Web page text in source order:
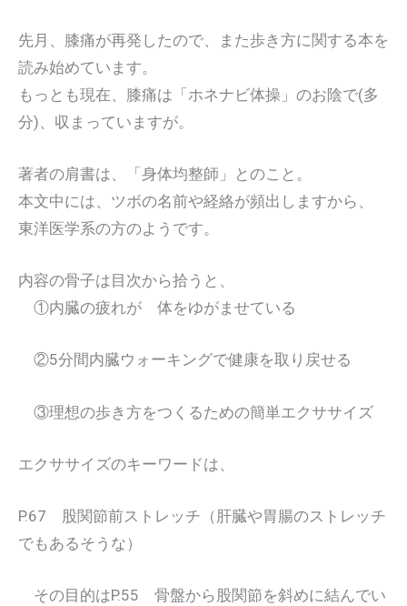
先月、膝痛が再発したので、また歩き方に関する本を
読み始めています。
もっとも現在、膝痛は「ホネナビ体操」のお陰で(多
分)、収まっていますが。
著者の肩書は、「身体均整師」とのこと。
本文中には、ツボの名前や経絡が頻出しますから、
東洋医学系の方のようです。
内容の骨子は目次から拾うと、
①内臓の疲れが 体をゆがませている
②5分間内臓ウォーキングで健康を取り戻せる
③理想の歩き方をつくるための簡単エクササイズ
エクササイズのキーワードは、
P.67 股関節前ストレッチ（肝臓や胃腸のストレッチ
でもあるそうな）
その目的はP.55 骨盤から股関節を斜めに結んでい